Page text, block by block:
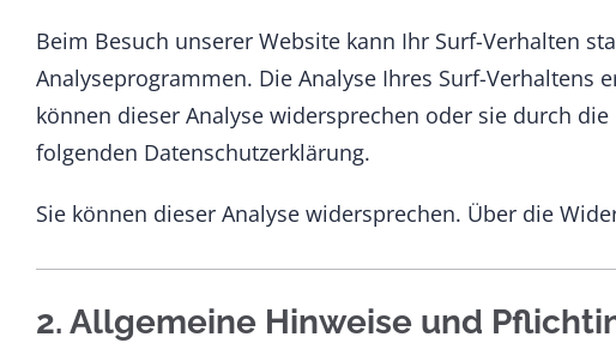
Beim Besuch unserer Website kann Ihr Surf-Verhalten
Analyseprogrammen. Die Analyse Ihres Surf-Verhaltens
können dieser Analyse widersprechen oder sie durch
folgenden Datenschutzerklärung.
Sie können dieser Analyse widersprechen. Über die
2. Allgemeine Hinweise und